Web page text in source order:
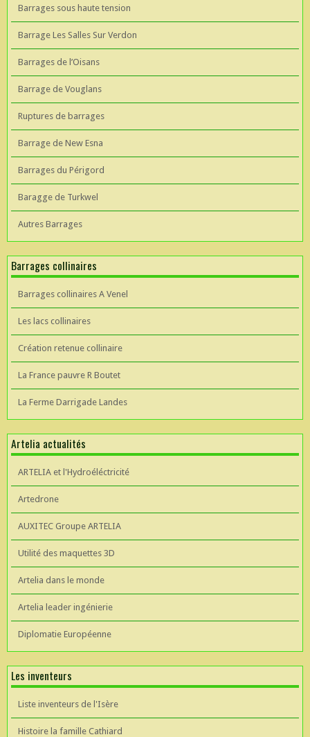
Barrages sous haute tension
Barrage Les Salles Sur Verdon
Barrages de l’Oisans
Barrage de Vouglans
Ruptures de barrages
Barrage de New Esna
Barrages du Périgord
Baragge de Turkwel
Autres Barrages
Barrages collinaires
Barrages collinaires A Venel
Les lacs collinaires
Création retenue collinaire
La France pauvre R Boutet
La Ferme Darrigade Landes
Artelia actualités
ARTELIA et l'Hydroéléctricité
Artedrone
AUXITEC Groupe ARTELIA
Utilité des maquettes 3D
Artelia dans le monde
Artelia leader ingénierie
Diplomatie Européenne
Les inventeurs
Liste inventeurs de l'Isère
Histoire la famille Cathiard